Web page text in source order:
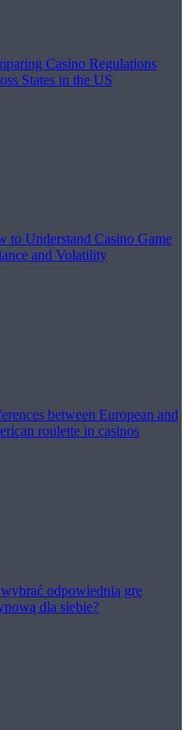
Casino Regulations
States in the US
to Understand Casino Game
and Volatility
between European and
roulette in casinos
odpowiednią grę
dla siebie?